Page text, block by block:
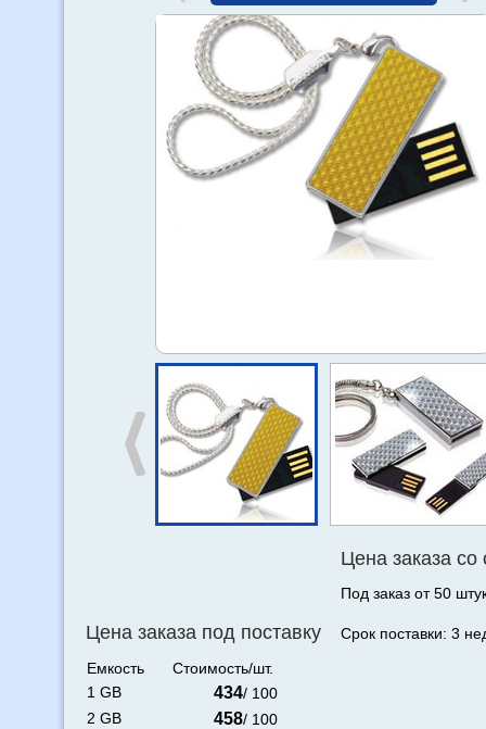
Цена заказа под поставку
Емкость
Стоимость/шт.
1 GB
434/ 100
2 GB
458/ 100
Цена заказа со
Под заказ от 50
Срок поставки: 3